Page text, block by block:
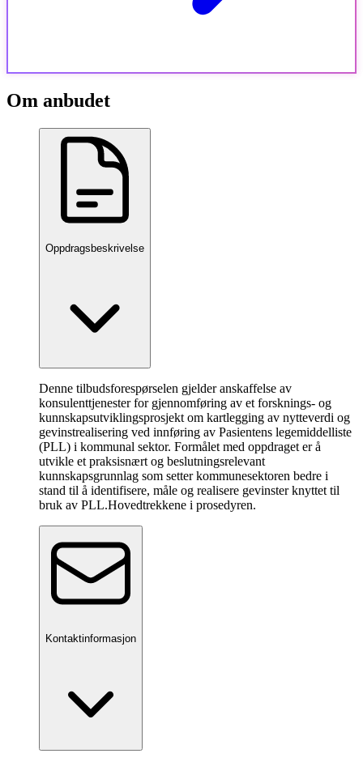
Om anbudet
Oppdragsbeskrivelse
Denne tilbudsforespørselen gjelder anskaffelse av
konsulenttjenester for gjennomføring av et forsknings- og
kunnskapsutviklingsprosjekt om kartlegging av nytteverdi og
gevinstrealisering ved innføring av Pasientens legemiddelliste
(PLL) i kommunal sektor. Formålet med oppdraget er å
utvikle et praksisnært og beslutningsrelevant
kunnskapsgrunnlag som setter kommunesektoren bedre i
stand til å identifisere, måle og realisere gevinster knyttet til
bruk av PLL.Hovedtrekkene i prosedyren.
Kontaktinformasjon